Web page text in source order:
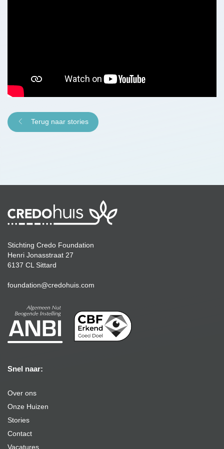
Terug naar stories
Stichting Credo Foundation
Henri Jonasstraat 27
6137 CL Sittard
foundation@credohuis.com
Snel naar:
Over ons
Onze Huizen
Stories
Contact
Vacatures